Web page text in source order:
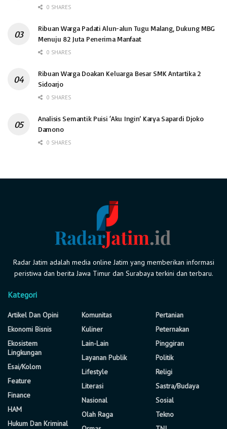
0 SHARES
Ribuan Warga Padati Alun-alun Tugu Malang, Dukung MBG
Menuju 82 Juta Penerima Manfaat
0 SHARES
Ribuan Warga Doakan Keluarga Besar SMK Antartika 2
Sidoarjo
0 SHARES
Analisis Semantik Puisi ‘Aku Ingin’ Karya Sapardi Djoko
Damono
0 SHARES
Radar Jatim adalah media online Jatim yang memberikan informasi
peristiwa dan berita Jawa Timur dan Surabaya terkini dan terbaru.
Kategori
Artikel Dan Opini
Ekonomi Bisnis
Ekosistem
Lingkungan
Esai/Kolom
Feature
Finance
HAM
Hukum Dan Kriminal
Komunitas
Kuliner
Lain-Lain
Layanan Publik
Lifestyle
Literasi
Nasional
Olah Raga
Pertanian
Peternakan
Pinggiran
Politik
Religi
Sastra/Budaya
Sosial
Tekno